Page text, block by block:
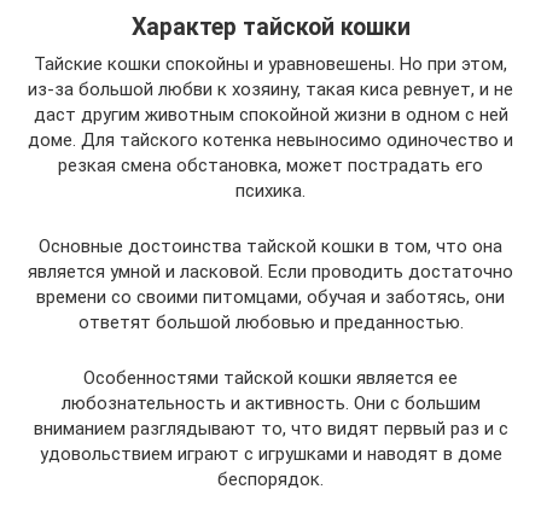
Характер тайской кошки
Тайские кошки спокойны и уравновешены. Но при этом,
из-за большой любви к хозяину, такая киса ревнует, и не
даст другим животным спокойной жизни в одном с ней
доме. Для тайского котенка невыносимо одиночество и
резкая смена обстановка, может пострадать его
психика.
Основные достоинства тайской кошки в том, что она
является умной и ласковой. Если проводить достаточно
времени со своими питомцами, обучая и заботясь, они
ответят большой любовью и преданностью.
Особенностями тайской кошки является ее
любознательность и активность. Они с большим
вниманием разглядывают то, что видят первый раз и с
удовольствием играют с игрушками и наводят в доме
беспорядок.